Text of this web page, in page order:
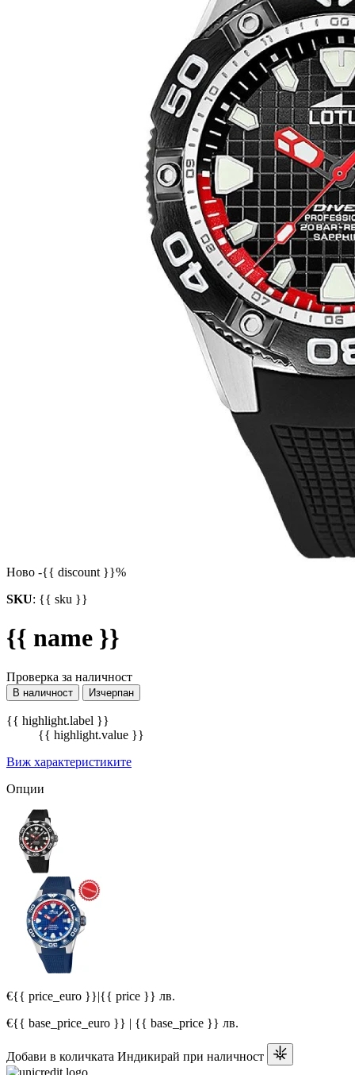
Ново -{{ discount }}%
SKU: {{ sku }}
{{ name }}
Проверка за наличност
В наличност Изчерпан
{{ highlight.label }}
{{ highlight.value }}
Виж характеристиките
Опции
€{{ price_euro }}|{{ price }} лв.
€{{ base_price_euro }} | {{ base_price }} лв.
Добави в количката Индикирай при наличност